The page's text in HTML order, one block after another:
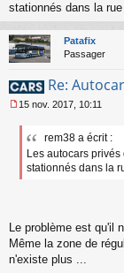
stationnés dans la
Patafix
Passager
Re:
e
g
n
l
u
15 nov. 2017, 10:11
rem38 a écrit :
Les autocars
stationnés dans la
Le problème est qu'il
Même la zone de
n'existe plus ...